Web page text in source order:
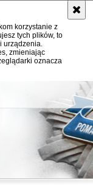
korzystanie z
tych plików, to
urządzenia.
zmieniając
oznacza